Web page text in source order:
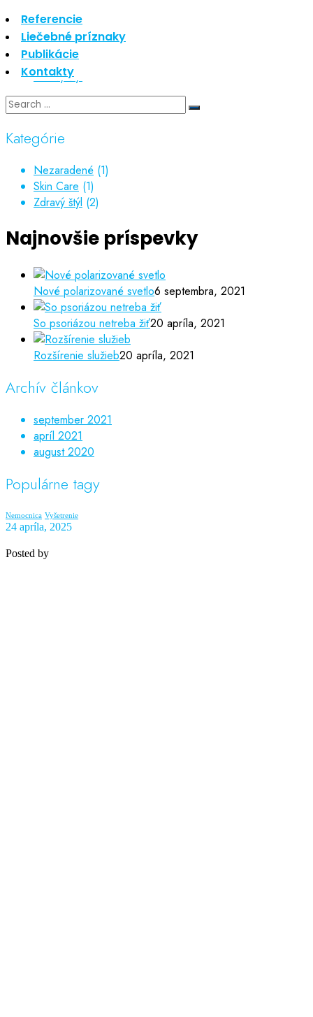
Referencie
Liečebné príznaky
Publikácie
Kontakty
Kategórie
Nezaradené
Skin Care
Zdravý štýl
Kategórie
Nezaradené (1)
Skin Care (1)
Zdravý štýl (2)
Najnovšie príspevky
Nové polarizované svetlo6 septembra, 2021
So psoriázou netreba žiť20 apríla, 2021
Rozšírenie služieb20 apríla, 2021
Archív článkov
september 2021
apríl 2021
august 2020
Populárne tagy
Nemocnica Vyšetrenie
24 apríla, 2025
Posted by